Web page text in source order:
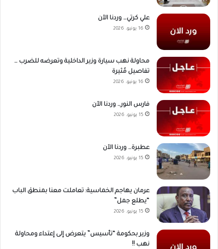
علي كرتي… وردنا الآن
16 يونيو، 2026
محاولة نهب سيارة وزير الداخلية وتعرضه للضرب …
تفاصيل مُثيرة
16 يونيو، 2026
فارس النور… وردنا الآن
15 يونيو، 2026
عطبرة… وردنا الآن
15 يونيو، 2026
عرمان يهاجم الخماسية: تعاملت معنا بمنطق الباب
“يطلع جمل”
15 يونيو، 2026
وزير بحكومة “تأسيس” يتعرض إلى إعتداء ومحاولة
نهب !!